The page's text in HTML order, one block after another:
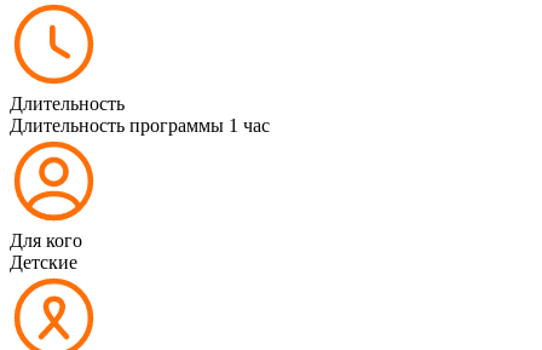
Длительность
Длительность программы 1 час
Для кого
Детские